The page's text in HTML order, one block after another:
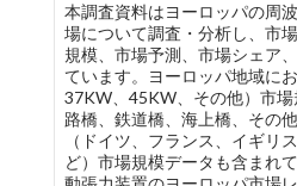
本調査資料はヨーロッパの周
場について調査・分析し、市
規模、市場予測、市場シェア
ています。ヨーロッパ地域に
37KW、45KW、その他）市
路橋、鉄道橋、海上橋、その
（ドイツ、フランス、イギリ
ど）市場規模データも含まれ